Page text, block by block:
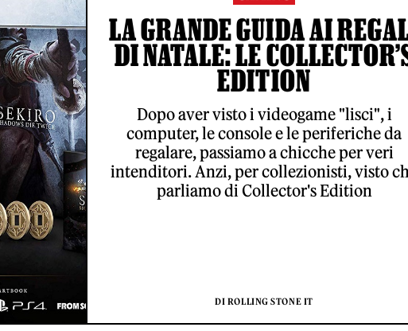
LA GRANDE GUIDA AI
DI NATALE: LE
EDITION
Dopo aver visto i videogame "lisci", i
computer, le console e le periferiche da
regalare, passiamo a chicche per veri
intenditori. Anzi, per collezionisti, visto
parliamo di Collector's Edition
DI ROLLING STONE IT